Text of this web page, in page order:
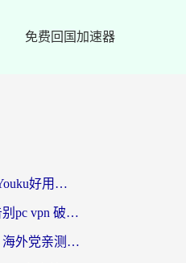
免费回国加速器
ChickCN和Unblock Youku好用吗？海外党亲测3款回国加速器，附iOS免费选择指南
海外党避坑指南：告别pc vpn 破解，选对回国加速器轻松访问国内资源
穿梭和海龟哪个好？海外党亲测回国加速器，附电脑免费VPN推荐